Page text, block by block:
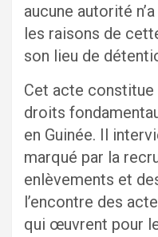
aucune autorité
les raisons de
son lieu de
Cet acte constitue
droits
en Guinée. Il
marqué par la
enlèvements et
l’encontre des
qui œuvrent pour